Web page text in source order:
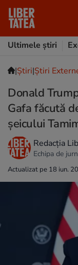
Ultimele știri
|Ştiri|Știri
Donald
Gafa făcută
șeicului
Redacția
Echipa de
Actualizat pe 18 iun.